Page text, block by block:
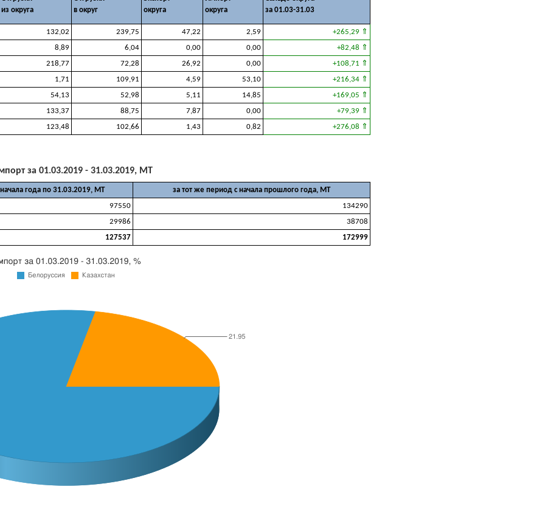
из округа
в округ
округа
округа
за 01.03-31.03
132,02 239,75 47,22 2,59
+265,29 ⇑
8,89
6,04 0,00 0,00
+82,48 ⇑
218,77
72,28 26,92 0,00
+108,71 ⇑
1,71
109,91 4,59 53,10
+216,34 ⇑
54,13
52,98 5,11 14,85
+169,05 ⇑
133,37
88,75 7,87 0,00
+79,39 ⇑
123,48
102,66 1,43 0,82 +276,08 ⇑
за 01.03.2019 - 31.03.2019, МТ
года по 31.03.2019, МТ
за тот же период с начала прошлого года, МТ
97550
134290
29986
38708
127537
172999